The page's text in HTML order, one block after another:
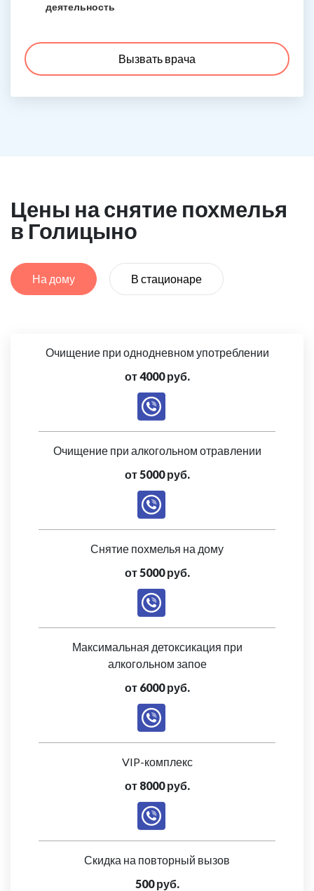
деятельность
Вызвать врача
Цены на снятие похмелья
в Голицыно
На дому В стационаре
Очищение при однодневном употреблении
от 4000 руб.
Очищение при алкогольном отравлении
от 5000 руб.
Снятие похмелья на дому
от 5000 руб.
Максимальная детоксикация при
алкогольном запое
от 6000 руб.
VIP-комплекс
от 8000 руб.
Скидка на повторный вызов
500 руб.